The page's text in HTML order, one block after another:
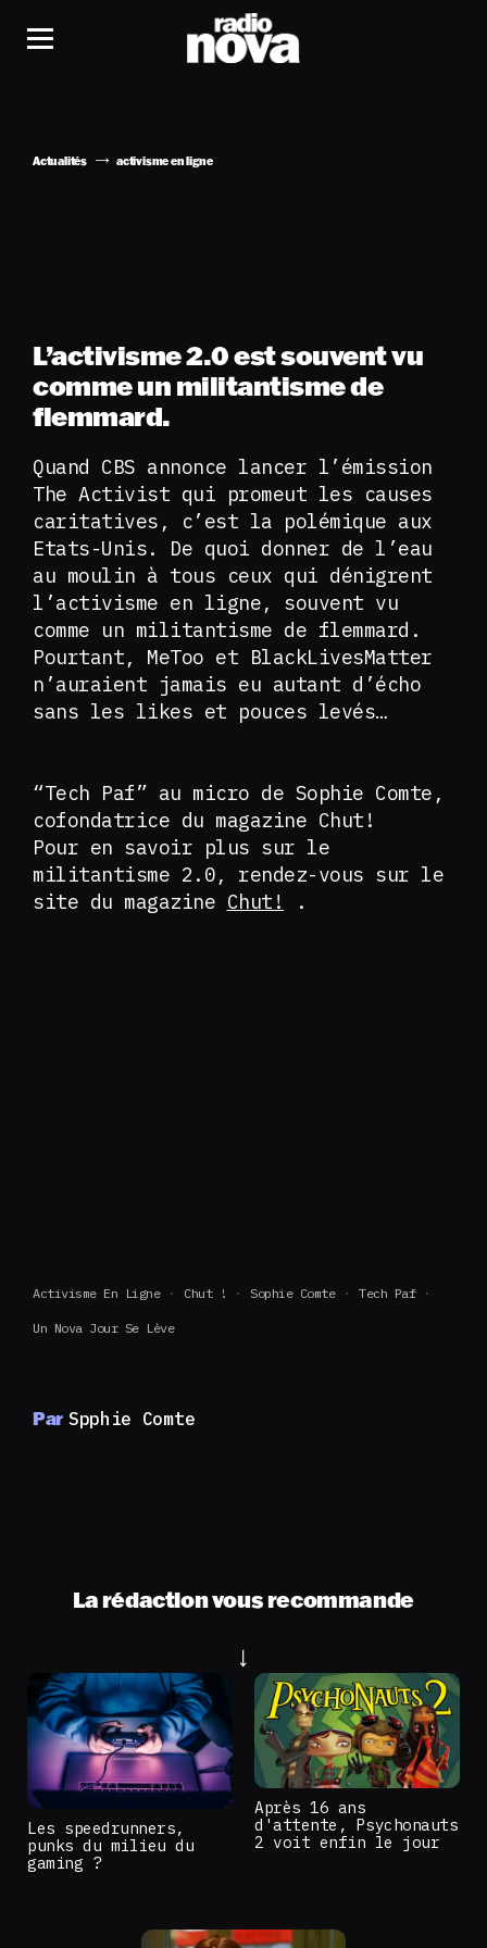
Actualités activisme en ligne
L’activisme 2.0 est souvent vu
comme un militantisme de
flemmard.
Quand CBS annonce lancer l’émission
The Activist qui promeut les causes
caritatives, c’est la polémique aux
Etats-Unis. De quoi donner de l’eau
au moulin à tous ceux qui dénigrent
l’activisme en ligne, souvent vu
comme un militantisme de flemmard.
Pourtant, MeToo et BlackLivesMatter
n’auraient jamais eu autant d’écho
sans les likes et pouces levés…
“Tech Paf” au micro de Sophie Comte,
cofondatrice du magazine Chut!
Pour en savoir plus sur le
militantisme 2.0, rendez-vous sur le
site du magazine Chut! .
Activisme En Ligne Chut ! Sophie Comte Tech Paf
Un Nova Jour Se Lève
Par Spphie Comte
La rédaction vous recommande
Les speedrunners,
punks du milieu du
gaming ?
Après 16 ans
d'attente, Psychonauts
2 voit enfin le jour